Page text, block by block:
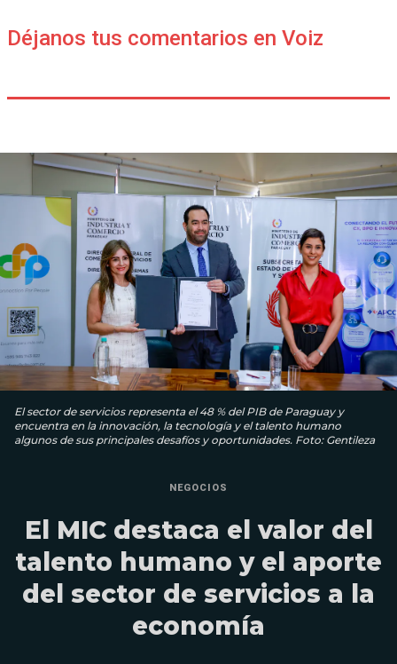
Déjanos tus comentarios en Voiz
El sector de servicios representa el 48 % del PIB de Paraguay y
encuentra en la innovación, la tecnología y el talento humano
algunos de sus principales desafíos y oportunidades. Foto: Gentileza
NEGOCIOS
El MIC destaca el valor del
talento humano y el aporte
del sector de servicios a la
economía